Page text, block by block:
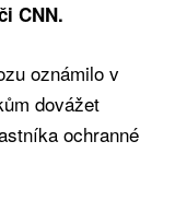
CNN.
oznámilo v
dovážet
ochranné